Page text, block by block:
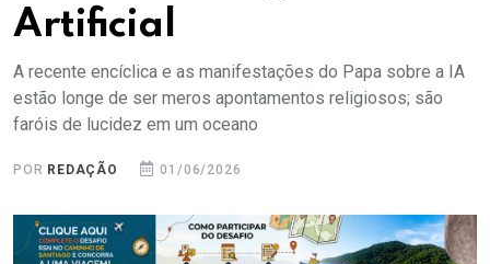
Artificial
A recente encíclica e as manifestações do Papa sobre a IA
estão longe de ser meros apontamentos religiosos; são
faróis de lucidez em um oceano
POR REDAÇÃO 01/06/2026